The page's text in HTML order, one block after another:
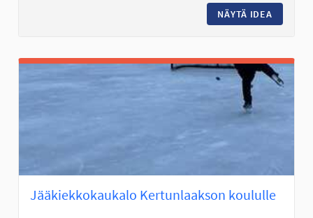
NÄYTÄ IDEA
Jääkiekkokaukalo Kertunlaakson koululle